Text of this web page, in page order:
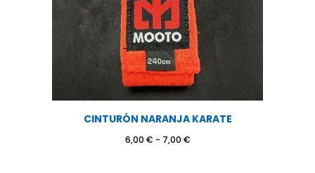
CINTURÓN NARANJA KARATE
6,00 € - 7,00 €Rango